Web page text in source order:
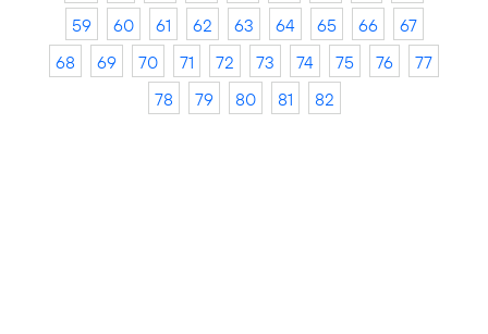
59
60 61 62 63 64 65 66
67
68
69 70 71 72 73 74 75 76
77
78
79 80 81 82